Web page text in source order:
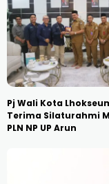
Pj Wali Kota
Terima Silaturahmi
PLN NP UP Arun